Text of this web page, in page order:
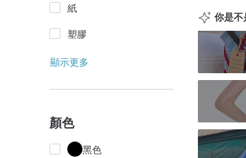
紙
塑膠
顯示更多
顏色
黑色
你是